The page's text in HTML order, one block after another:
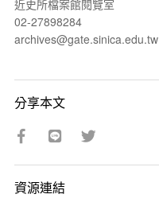
近史所檔案館閱覽室
02-27898284
archives@gate.sinica.edu.tw
分享本文
資源連結